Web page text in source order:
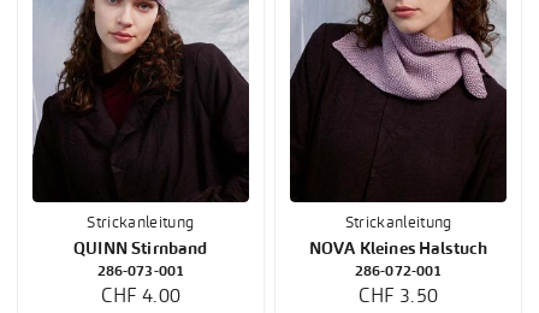
Strickanleitung
QUINN Stirnband
286-073-001
CHF 4.00
Strickanleitung
NOVA Kleines Halstuch
286-072-001
CHF 3.50